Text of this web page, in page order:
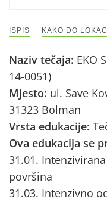
ISPIS KAKO DO
Naziv tečaja: EKO
14-0051)
Mjesto: ul. Save
31323 Bolman
Vrsta edukacije:
Ova edukacija se
31.01.
površina
31.03. Intenzivno